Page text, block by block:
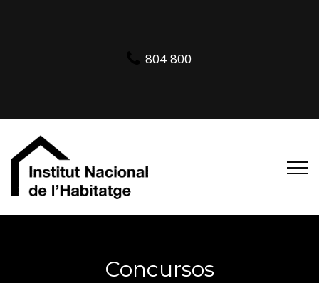
804 800
Concursos